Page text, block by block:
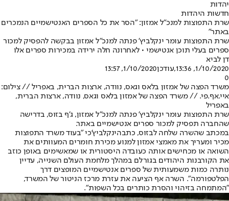
יהדות
חדשות היהדות
שרת התפוצות למנכ"ל אמזון: "הסר את כל הספרים האנטישמיים הנמכרים
באתר"
שרת התפוצות עומר ינקלביץ' פנתה למנכ"ל אמזון בבקשה להפסיק למכור
ספרים בעלי תוכן אנטישמי • לאחרונה חלה ירידה במכירות ספרים אלו
דן לביא
1/10/2020, 13:36
,עודכן1/10/2020, 13:57
0
משרד הפצה של אמזון בלאס וגאס, נוודה, ארצות הברית, באפריל // צילום:
איי.אף.פי. // משרד הפצה של אמזון בלאס וגאס, נוודה, ארצות הברית,
באפריל
שרת התפוצות עומר ינקלביץ' פנתה למנכ"ל אמזון, ג'ף בזוס, בדרישה
שהחברה תפסיק למכור ספרים אנטישמיים באתר.
במכתב שהשרה שלחה לבזוס, כתבהינקלביץ'כי "בעוד משרד התפוצות
מכיר ומעריך את מאמצי אמזון למנוע מכירת חומרים המעוותים את
השואה או מכחישים אותה כעובדה היסטורית או שמאשימים באופן כוזב
את הקורבנות היהודים בגורלם במהלך מלחמת העולם השנייה, עדיין
נותרה כמות משמעותית של ספרים אנטישמיים המופצים דרך
הפלטפורמה". השרה אף הציעה את עזרת מרכז הניטור של המשרד,
"המתמחה בזיהוי והסרת כותרים בכל השפות".